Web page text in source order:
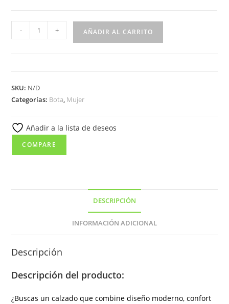
Botín
piel
con
y
cremallera
lateral
cantidad
- + AÑADIR AL CARRITO
SKU: N/D
Categorías: Bota, Mujer
Añadir a la lista de deseos
COMPARE
DESCRIPCIÓN
INFORMACIÓN ADICIONAL
Descripción
Descripción del producto:
¿Buscas un calzado que combine diseño moderno, confort